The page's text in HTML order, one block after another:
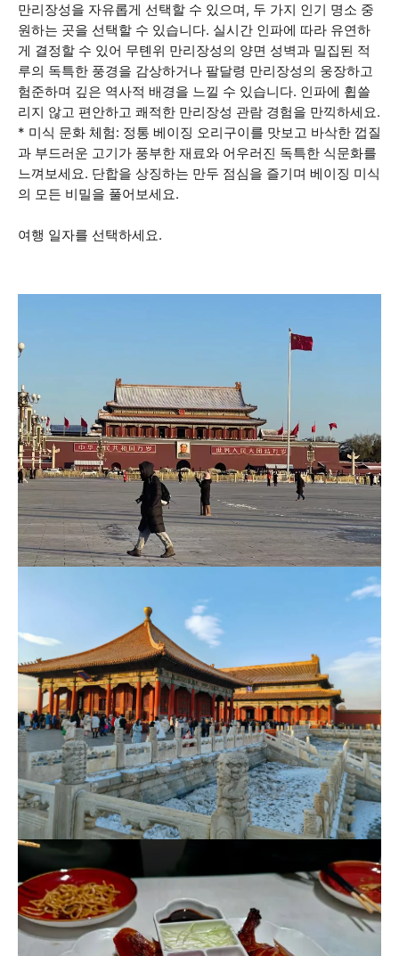
만리장성을 자유롭게 선택할 수 있으며, 두 가지 인기 명소 중
원하는 곳을 선택할 수 있습니다. 실시간 인파에 따라 유연하
게 결정할 수 있어 무톈위 만리장성의 양면 성벽과 밀집된 적
루의 독특한 풍경을 감상하거나 팔달령 만리장성의 웅장하고
험준하며 깊은 역사적 배경을 느낄 수 있습니다. 인파에 휩쓸
리지 않고 편안하고 쾌적한 만리장성 관람 경험을 만끽하세요.
* 미식 문화 체험: 정통 베이징 오리구이를 맛보고 바삭한 껍질
과 부드러운 고기가 풍부한 재료와 어우러진 독특한 식문화를
느껴보세요. 단합을 상징하는 만두 점심을 즐기며 베이징 미식
의 모든 비밀을 풀어보세요.
여행 일자를 선택하세요.